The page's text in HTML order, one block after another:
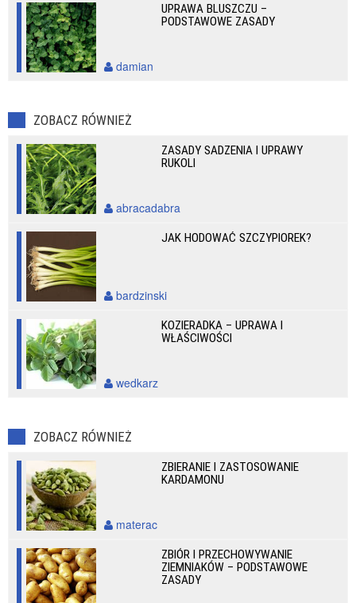
UPRAWA BLUSZCZU –
PODSTAWOWE ZASADY
damian
ZOBACZ RÓWNIEŻ
ZASADY SADZENIA I UPRAWY
RUKOLI
abracadabra
JAK HODOWAĆ SZCZYPIOREK?
bardzinski
KOZIERADKA – UPRAWA I
WŁAŚCIWOŚCI
wedkarz
ZOBACZ RÓWNIEŻ
ZBIERANIE I ZASTOSOWANIE
KARDAMONU
materac
ZBIÓR I PRZECHOWYWANIE
ZIEMNIAKÓW – PODSTAWOWE
ZASADY